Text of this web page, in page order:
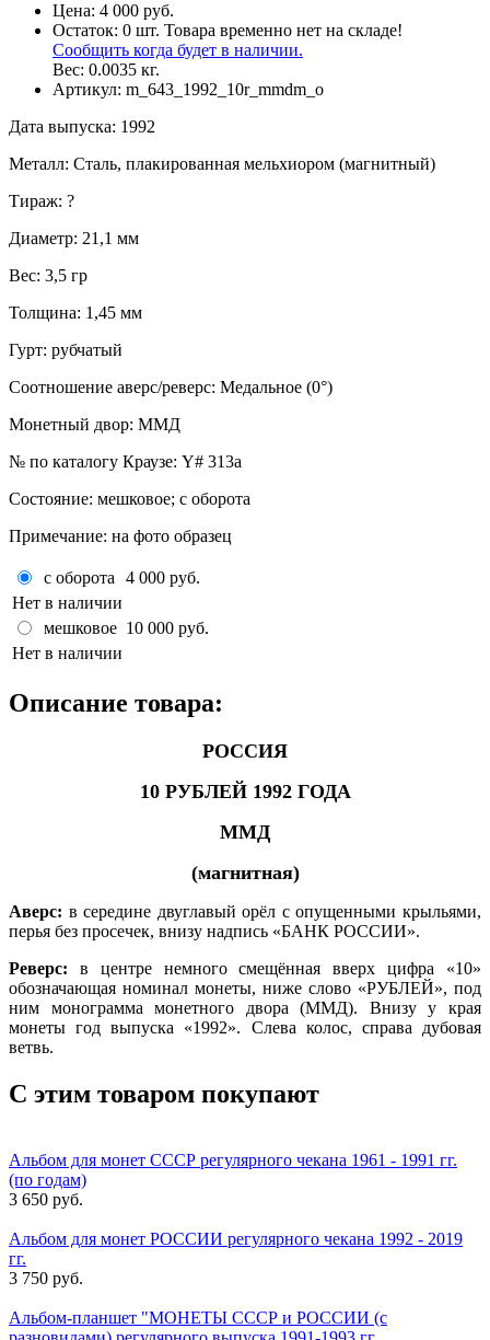
Цена: 4 000 руб.
Остаток: 0 шт. Товара временно нет на складе!
Сообщить когда будет в наличии.
Вес: 0.0035 кг.
Артикул: m_643_1992_10r_mmdm_o
Дата выпуска: 1992
Металл: Сталь, плакированная мельхиором (магнитный)
Тираж: ?
Диаметр: 21,1 мм
Вес: 3,5 гр
Толщина: 1,45 мм
Гурт: рубчатый
Соотношение аверс/реверс: Медальное (0°)
Монетный двор: ММД
№ по каталогу Краузе: Y# 313a
Состояние: мешковое; с оборота
Примечание: на фото образец
с оборота
4 000 руб.
Нет в наличии
мешковое 10 000 руб.
Нет в наличии
Описание товара:
РОССИЯ
10 РУБЛЕЙ 1992 ГОДА
ММД
(магнитная)
Аверс: в середине двуглавый орёл с опущенными крыльями,
перья без просечек, внизу надпись «БАНК РОССИИ».
Реверс: в центре немного смещённая вверх цифра «10»
обозначающая номинал монеты, ниже слово «РУБЛЕЙ», под
ним монограмма монетного двора (ММД). Внизу у края
монеты год выпуска «1992». Слева колос, справа дубовая
ветвь.
С этим товаром покупают
Альбом для монет СССР регулярного чекана 1961 - 1991 гг.
(по годам)
3 650 руб.
Альбом для монет РОССИИ регулярного чекана 1992 - 2019
гг.
3 750 руб.
Альбом-планшет "МОНЕТЫ СССР и РОССИИ (с